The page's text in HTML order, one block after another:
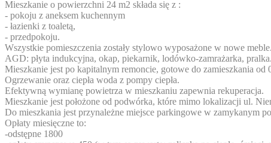
Mieszkanie o powierzchni 24 m2 składa się z :
- pokoju z aneksem kuchennym
- łazienki z toaletą,
- przedpokoju.
Wszystkie pomieszczenia zostały stylowo wyposażone w nowe meble.
AGD: płyta indukcyjna, okap, piekarnik, lodówko-zamrażarka, pralka.
Mieszkanie jest po kapitalnym remoncie, gotowe do zamieszkania od
Ogrzewanie oraz ciepła woda z pompy ciepła.
Efektywną wymianę powietrza w mieszkaniu zapewnia rekuperacja.
Mieszkanie jest położone od podwórka, które mimo lokalizacji ul.
Do mieszkania jest przynależne miejsce parkingowe w zamykanym
Opłaty miesięczne to:
-odstępne 1800